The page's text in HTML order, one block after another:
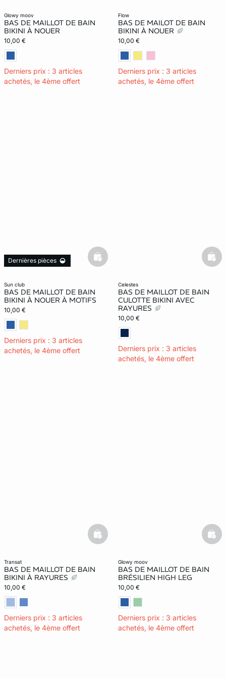
glowy moov
BAS DE MAILLOT DE BAIN
BIKINI À NOUER
10,00 €
Derniers prix : 3 articles
achetés, le 4ème offert
flow
BAS DE MAILOT DE BAIN
BIKINI À NOUER
10,00 €
Derniers prix : 3 articles
achetés, le 4ème offert
sun club
BAS DE MAILLOT DE BAIN
BIKINI À NOUER À MOTIFS
10,00 €
Derniers prix : 3 articles
achetés, le 4ème offert
Dernières pièces basketfull
celestes
BAS DE MAILLOT DE BAIN
CULOTTE BIKINI AVEC
RAYURES
10,00 €
Derniers prix : 3 articles
achetés, le 4ème offert
transat
BAS DE MAILLOT DE BAIN
BIKINI À RAYURES
10,00 €
Derniers prix : 3 articles
achetés, le 4ème offert
basketfull
glowy moov
BAS DE MAILLOT DE BAIN
BRÉSILIEN HIGH LEG
10,00 €
Derniers prix : 3 articles
achetés, le 4ème offert